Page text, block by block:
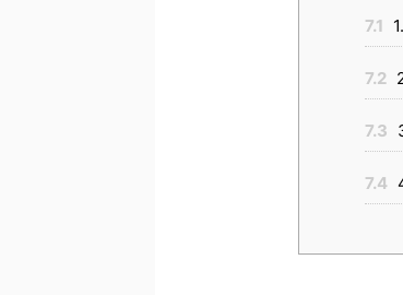
7.1
7.2
7.3
7.4